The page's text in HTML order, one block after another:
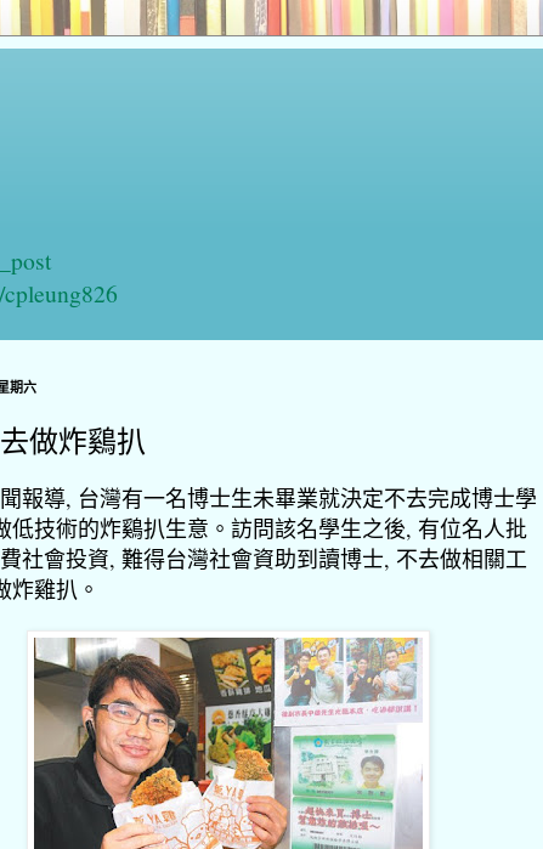
期六
做炸鷄扒
報導, 台灣有一名博士生未畢業就決定不去完成博士學
低技術的炸鷄扒生意。訪問該名學生之後, 有位名人批
社會投資, 難得台灣社會資助到讀博士, 不去做相關工
炸雞扒。